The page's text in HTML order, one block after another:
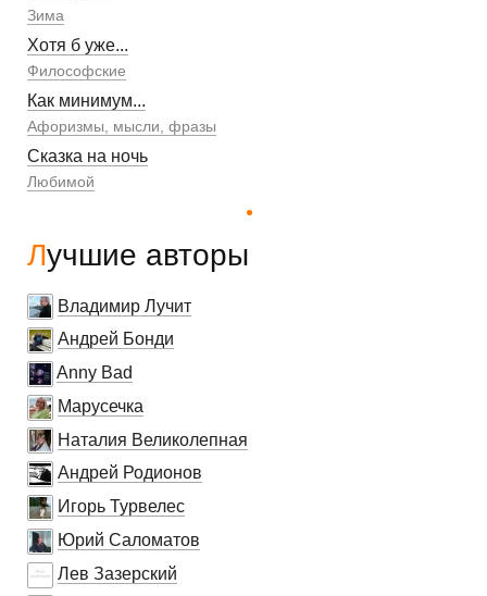
Зима
Хотя б уже...
Философские
Как минимум...
Афоризмы, мысли, фразы
Сказка на ночь
Любимой
Лучшие авторы
Владимир Лучит
Андрей Бонди
Anny Bad
Марусечка
Наталия Великолепная
Андрей Родионов
Игорь Турвелес
Юрий Саломатов
Лев Зазерский